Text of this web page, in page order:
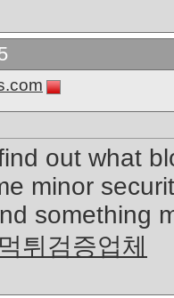
out what
minor
something
먹튀검증업체